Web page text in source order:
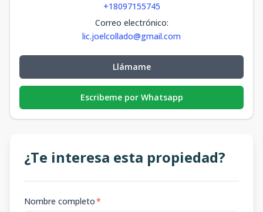
+18097155745
Correo electrónico:
lic.joelcollado@gmail.com
Llámame
Escribeme por Whatsapp
¿Te interesa esta propiedad?
Nombre completo*